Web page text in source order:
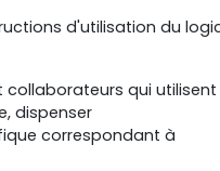
d'utilisation du
collaborateurs qui
dispenser
correspondant à